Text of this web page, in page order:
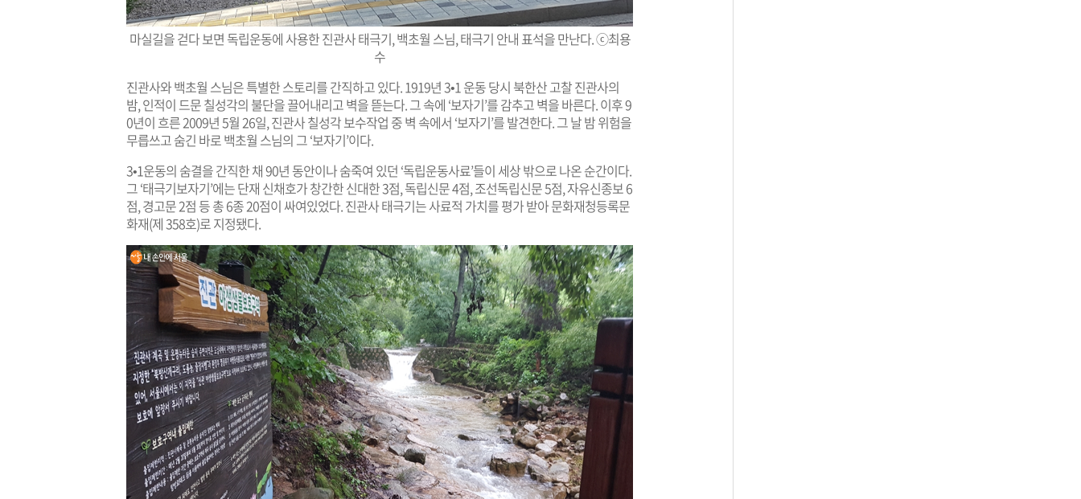
마실길을 걷다 보면 독립운동에 사용한 진관사 태극기, 백초월 스님, 태극기 안내 표석을 만난다. ⓒ최용
수
진관사와 백초월 스님은 특별한 스토리를 간직하고 있다. 1919년 3•1 운동 당시 북한산 고찰 진관사의
밤, 인적이 드문 칠성각의 불단을 끌어내리고 벽을 뜯는다. 그 속에 ‘보자기’를 감추고 벽을 바른다. 이후 9
0년이 흐른 2009년 5월 26일, 진관사 칠성각 보수작업 중 벽 속에서 ‘보자기’를 발견한다. 그 날 밤 위험을
무릅쓰고 숨긴 바로 백초월 스님의 그 ‘보자기’이다.
3•1운동의 숨결을 간직한 채 90년 동안이나 숨죽여 있던 ‘독립운동사료’들이 세상 밖으로 나온 순간이다.
그 ‘태극기보자기’에는 단재 신채호가 창간한 신대한 3점, 독립신문 4점, 조선독립신문 5점, 자유신종보 6
점, 경고문 2점 등 총 6종 20점이 싸여있었다. 진관사 태극기는 사료적 가치를 평가 받아 문화재청등록문
화재(제 358호)로 지정됐다.